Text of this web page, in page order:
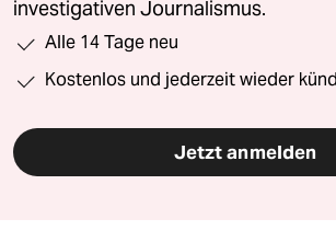
investigativen Journalismus.
Alle 14 Tage neu
Kostenlos und jederzeit wieder
Jetzt anmelden